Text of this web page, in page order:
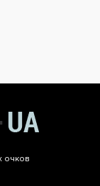
очков